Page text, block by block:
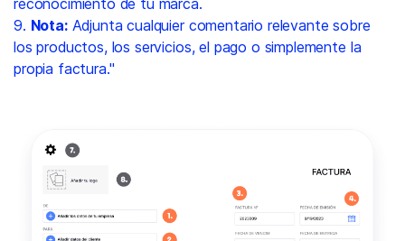
reconocimiento de tu marca.
9. Nota:Adjunta cualquier comentario relevante sobre
los productos, los servicios, el pago o simplemente la
propia factura."